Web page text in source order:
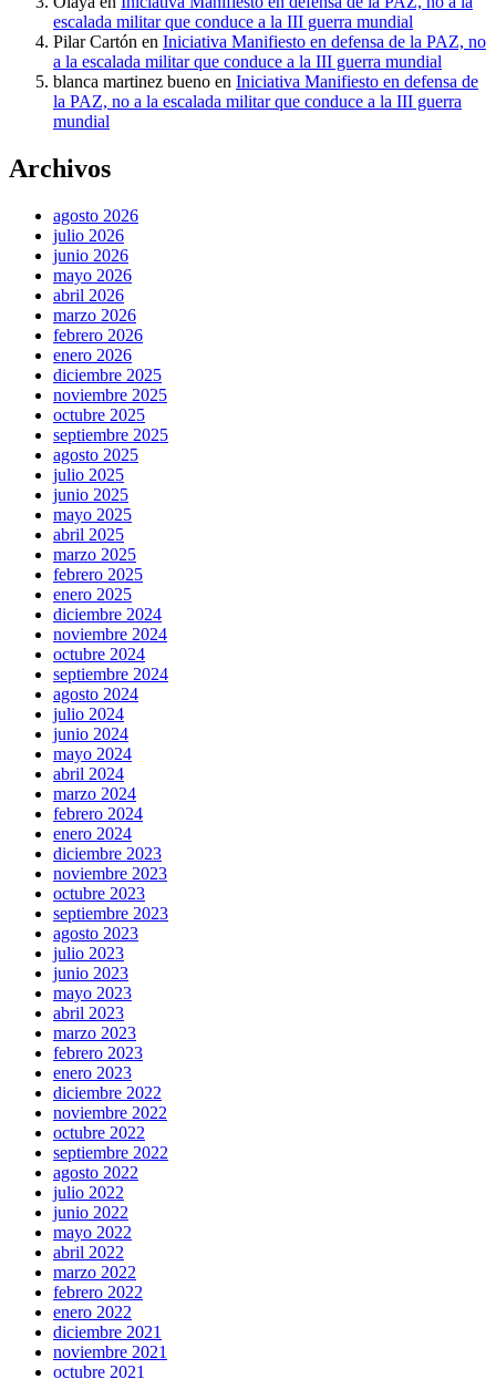
escalada militar que conduce a la III guerra mundial
Pilar Cartón en Iniciativa Manifiesto en defensa de la PAZ, no
a la escalada militar que conduce a la III guerra mundial
blanca martinez bueno en Iniciativa Manifiesto en defensa de
la PAZ, no a la escalada militar que conduce a la III guerra
mundial
Archivos
agosto 2026
julio 2026
junio 2026
mayo 2026
abril 2026
marzo 2026
febrero 2026
enero 2026
diciembre 2025
noviembre 2025
octubre 2025
septiembre 2025
agosto 2025
julio 2025
junio 2025
mayo 2025
abril 2025
marzo 2025
febrero 2025
enero 2025
diciembre 2024
noviembre 2024
octubre 2024
septiembre 2024
agosto 2024
julio 2024
junio 2024
mayo 2024
abril 2024
marzo 2024
febrero 2024
enero 2024
diciembre 2023
noviembre 2023
octubre 2023
septiembre 2023
agosto 2023
julio 2023
junio 2023
mayo 2023
abril 2023
marzo 2023
febrero 2023
enero 2023
diciembre 2022
noviembre 2022
octubre 2022
septiembre 2022
agosto 2022
julio 2022
junio 2022
mayo 2022
abril 2022
marzo 2022
febrero 2022
enero 2022
diciembre 2021
noviembre 2021
octubre 2021